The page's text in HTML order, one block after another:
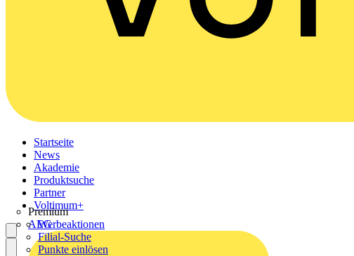
Startseite
News
Akademie
Produktsuche
Partner
Premium
AEG
Voltimum+
Werbeaktionen
Filial-Suche
Punkte einlösen